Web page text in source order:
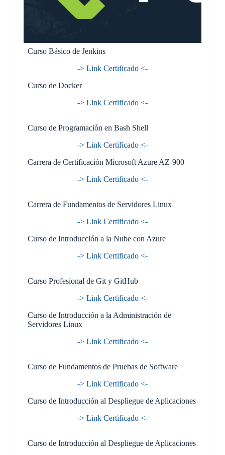
Curso Básico de Jenkins
-> Link Certificado <-
Curso de Docker
-> Link Certificado <-
Curso de Programación en Bash Shell
-> Link Certificado <-
Carrera de Certificación Microsoft Azure AZ-900
-> Link Certificado <-
Carrera de Fundamentos de Servidores Linux
-> Link Certificado <-
Curso de Introducción a la Nube con Azure
-> Link Certificado <-
Curso Profesional de Git y GitHub
-> Link Certificado <-
Curso de Introducción a la Administración de
Servidores Linux
-> Link Certificado <-
Curso de Fundamentos de Pruebas de Software
-> Link Certificado <-
Curso de Introducción al Despliegue de Aplicaciones
-> Link Certificado <-
Curso de Introducción al Despliegue de Aplicaciones